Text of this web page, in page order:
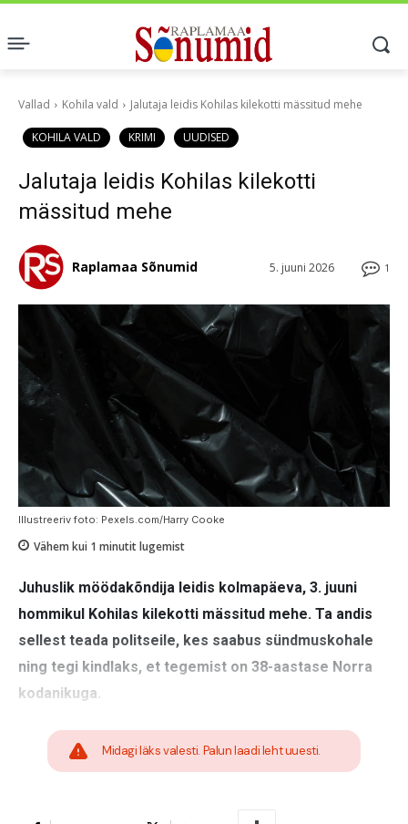
Vallad Kohila vald Jalutaja leidis Kohilas kilekotti mässitud mehe
KOHILA VALD KRIMI UUDISED
Jalutaja leidis Kohilas kilekotti
mässitud mehe
1
5. juuni 2026
Raplamaa Sõnumid
Illustreeriv foto: Pexels.com/Harry Cooke
Vähem kui 1 minutit lugemist
Juhuslik möödakõndija leidis kolmapäeva, 3. juuni
hommikul Kohilas kilekotti mässitud mehe. Ta andis
sellest teada politseile, kes saabus sündmuskohale
ning tegi kindlaks, et tegemist on 38-aastase Norra
kodanikuga.
Midagi läks valesti. Palun laadi leht uuesti.